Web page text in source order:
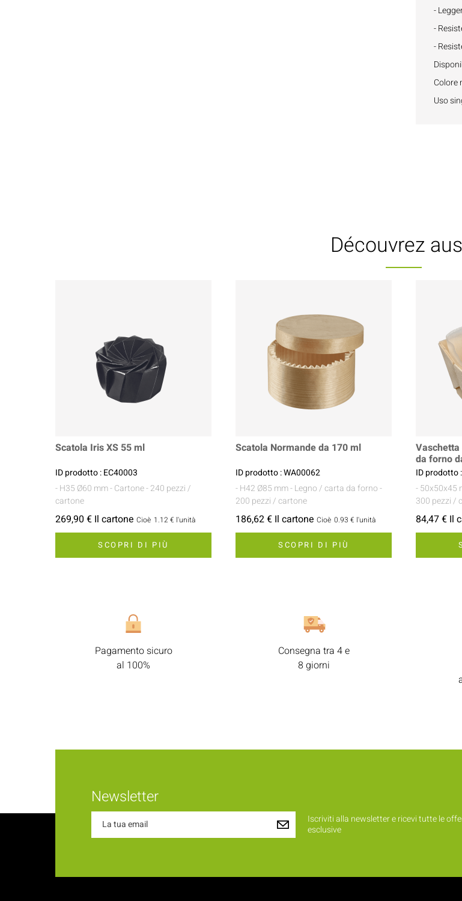
-
-
-
Colore
Uso
Découvrez
Scatola Iris XS 55 ml
ID prodotto : EC40003
- H35 Ø60 mm- Cartone- 240 pezzi /
cartone
269,90 € Il cartone Cioè 1.12 € l'unità
SCOPRI DI PIÙ
Scatola Normande da 170 ml
ID prodotto : WA00062
- H42 Ø85 mm- Legno / carta da forno-
200 pezzi / cartone
186,62 € Il cartone Cioè 0.93 € l'unità
SCOPRI DI PIÙ
da forno
ID prodotto
- 50x50x45
300 pezzi /
84,47 € Il
Pagamento sicuro
al 100%
Consegna tra 4 e
8 giorni
Newsletter
Iscriviti alla newsletter e ricevi tutte le
esclusive